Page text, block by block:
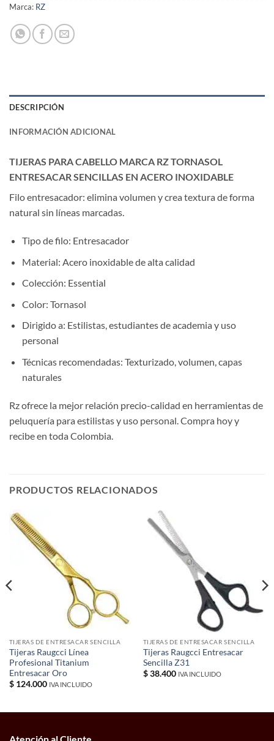
Marca: RZ
DESCRIPCIÓN
INFORMACIÓN ADICIONAL
TIJERAS PARA CABELLO MARCA RZ TORNASOL
ENTRESACAR SENCILLAS EN ACERO INOXIDABLE
Filo entresacador: elimina volumen y crea textura de forma
natural sin líneas marcadas.
Tipo de filo: Entresacador
Material: Acero inoxidable de alta calidad
Colección: Essential
Color: Tornasol
Dirigido a: Estilistas, estudiantes de academia y uso
personal
Técnicas recomendadas: Texturizado, volumen, capas
naturales
Rz ofrece la mejor relación precio-calidad en herramientas de
peluquería para estilistas y uso personal. Compra hoy y
recibe en toda Colombia.
PRODUCTOS RELACIONADOS
TIJERAS DE ENTRESACAR SENCILLA
Tijeras Raugcci Línea
Profesional Titanium
Entresacar Oro
$124.000 IVA INCLUIDO
TIJERAS DE ENTRESACAR SENCILLA
Tijeras Raugcci Entresacar
Sencilla Z31
$38.400 IVA INCLUIDO